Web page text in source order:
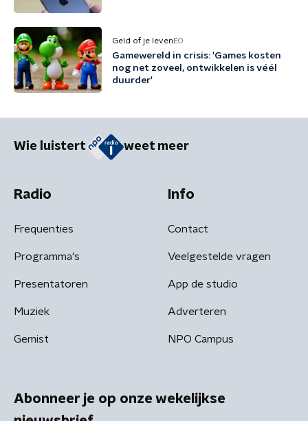
Geld of je leven EO
Gamewereld in crisis: 'Games kosten
nog net zoveel, ontwikkelen is véél
duurder'
Wie luistert weet meer
Radio
Frequenties
Programma's
Presentatoren
Muziek
Gemist
Info
Contact
Veelgestelde vragen
App de studio
Adverteren
NPO Campus
Abonneer je op onze wekelijkse